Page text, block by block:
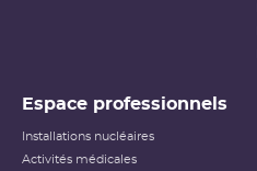
Espace professionnels
Installations nucléaires
Activités médicales